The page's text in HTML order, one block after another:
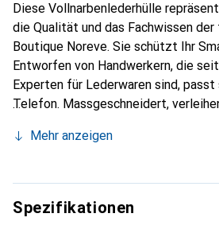
Diese Vollnarbenlederhülle
die Qualität und das Fachwissen
Boutique Noreve. Sie schützt Ihr
Entworfen von Handwerkern, die
Experten für Lederwaren sind,
Telefon. Massgeschneidert,
unverzichtbaren Accessoire Ihres
die Marke Noreve eine sichere Wahl
anspruchsvolle Klientel.
Mehr anzeigen
Spezifikationen